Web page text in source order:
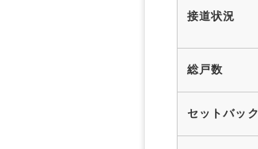
接道状況
総戸数
セットバック